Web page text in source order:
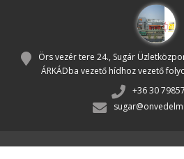
Örs vezér tere 24., Sugár
ÁRKÁDba vezető hídhoz vezető
+36 30